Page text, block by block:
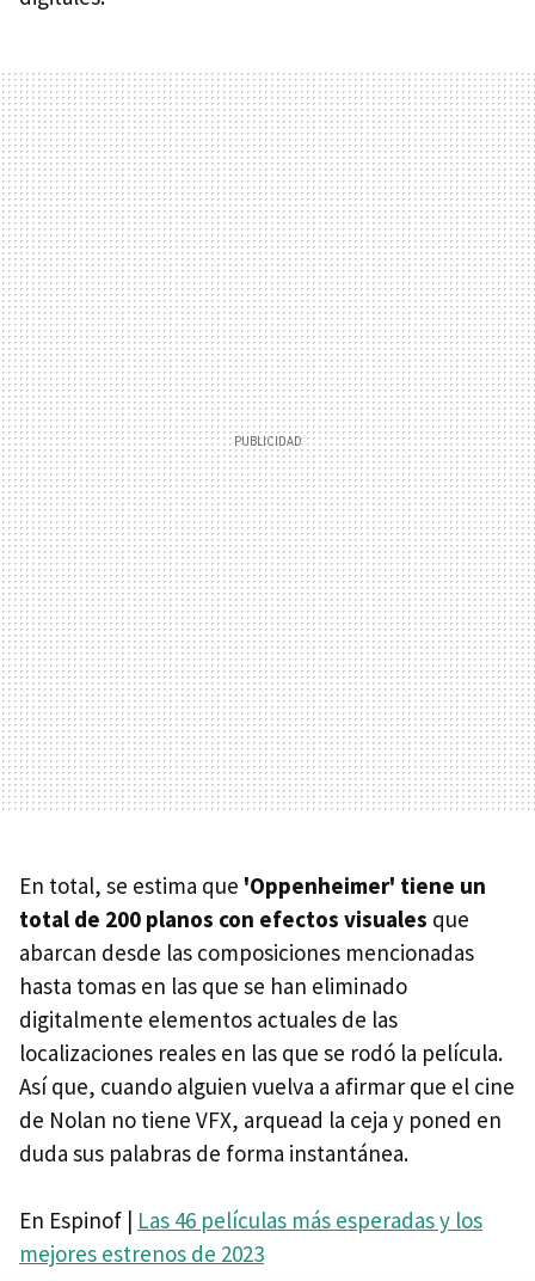
En total, se estima que 'Oppenheimer' tiene un
total de 200 planos con efectos visuales que
abarcan desde las composiciones mencionadas
hasta tomas en las que se han eliminado
digitalmente elementos actuales de las
localizaciones reales en las que se rodó la película.
Así que, cuando alguien vuelva a afirmar que el cine
de Nolan no tiene VFX, arquead la ceja y poned en
duda sus palabras de forma instantánea.
En Espinof | Las 46 películas más esperadas y los
mejores estrenos de 2023